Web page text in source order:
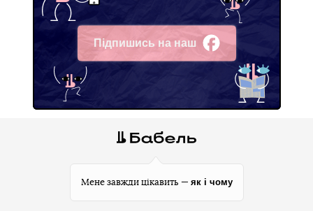
Підпишись на наш
Facebook
Мене завжди цікавить — як і чому